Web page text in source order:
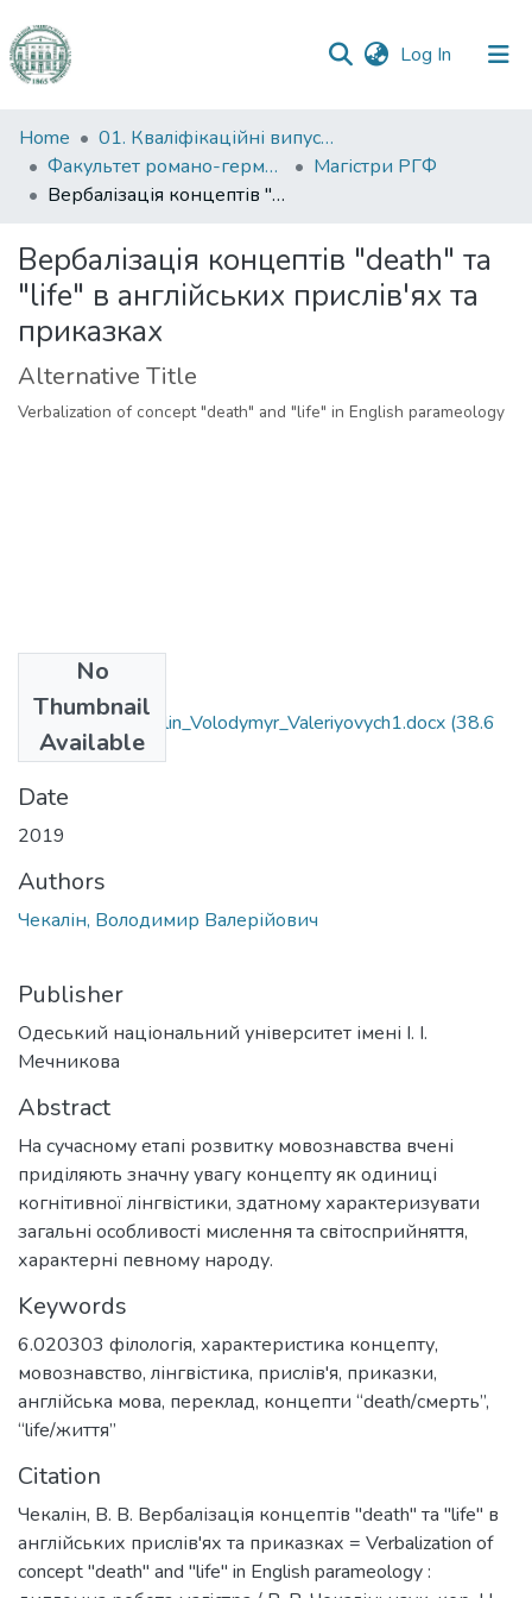
Log In (current)
Communities
&
Collections
Statistics
Home
01. Кваліфікаційні випускні роботи здобувачів вищої освіти
Факультет романо-германської філології
Магістри РГФ
Вербалізація концептів "death" та "life" в англійських прислів'ях та приказках
Вербалізація концептів "death" та
"life" в англійських прислів'ях та
приказках
Alternative Title
Verbalization of concept "death" and "life" in English parameology
No
Thumbnail
Available
6.020303_Chekalin_Volodymyr_Valeriyovych1.docx (38.6
KB)
Date
2019
Authors
Чекалін, Володимир Валерійович
Publisher
Одеський національний університет імені І. І.
Мечникова
Abstract
На сучасному етапі розвитку мовознавства вчені
приділяють значну увагу концепту як одиниці
когнітивної лінгвістики, здатному характеризувати
загальні особливості мислення та світосприйняття,
характерні певному народу.
Keywords
6.020303 філологія, характеристика концепту,
мовознавство, лінгвістика, прислів'я, приказки,
англійська мова, переклад, концепти “death/смерть”,
“life/життя”
Citation
Чекалін, В. В. Вербалізація концептів "death" та "life" в
англійських прислів'ях та приказках = Verbalization of
concept "death" and "life" in English parameology :